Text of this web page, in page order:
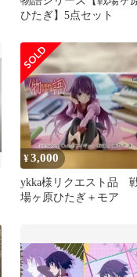
ひたぎ】5点セット
¥3,000
ykka様リクエスト品
場ヶ原ひたぎ＋モア